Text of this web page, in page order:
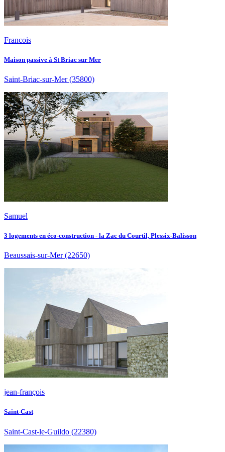
Francois
Maison passive à St Briac sur Mer
Saint-Briac-sur-Mer(35800)
Samuel
3 logements en éco-construction - la Zac du Courtil, Plessix-Balisson
Beaussais-sur-Mer(22650)
jean-françois
Saint-Cast
Saint-Cast-le-Guildo (22380)